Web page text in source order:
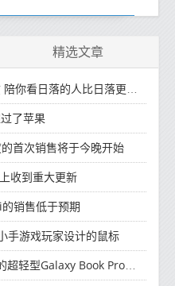
精选文章
看日落的人比日落更浪漫
了苹果
首次销售将于今晚开始
收到重大更新
销售低于预期
手游戏玩家设计的鼠标
Pro和Galaxy Book Pro 360笔记本电脑